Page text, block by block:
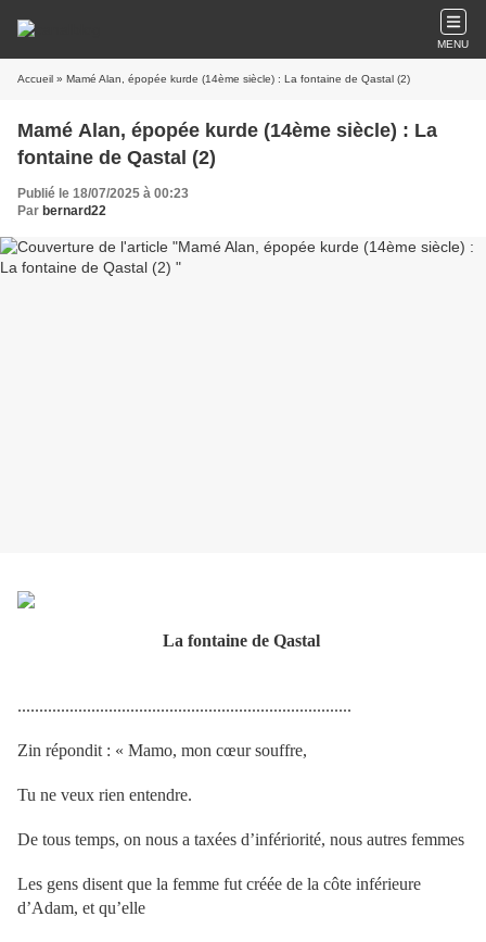
MENU
Accueil » Mamé Alan, épopée kurde (14ème siècle) : La fontaine de Qastal (2)
Mamé Alan, épopée kurde (14ème siècle) : La
fontaine de Qastal (2)
Publié le 18/07/2025 à 00:23
Par bernard22
La fontaine de Qastal
.............................................................................
Zin répondit : « Mamo, mon cœur souffre,
Tu ne veux rien entendre.
De tous temps, on nous a taxées d’infériorité, nous autres femmes
Les gens disent que la femme fut créée de la côte inférieure
d’Adam, et qu’elle